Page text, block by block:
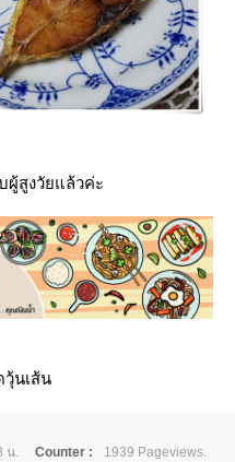
ผู้สูงวัยแล้วค่ะ
วุ้นเส้น
น. Counter :
1939 Pageviews.